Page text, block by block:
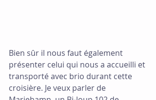
Bien sûr il nous faut également
présenter celui qui nous a accueilli et
transporté avec brio durant cette
croisière. Je veux parler de